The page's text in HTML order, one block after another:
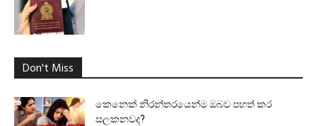
Don't Miss
කෙනෙක් නිරන්තරයෙන්ම ඔබව පහත් කර
සලකනවද?